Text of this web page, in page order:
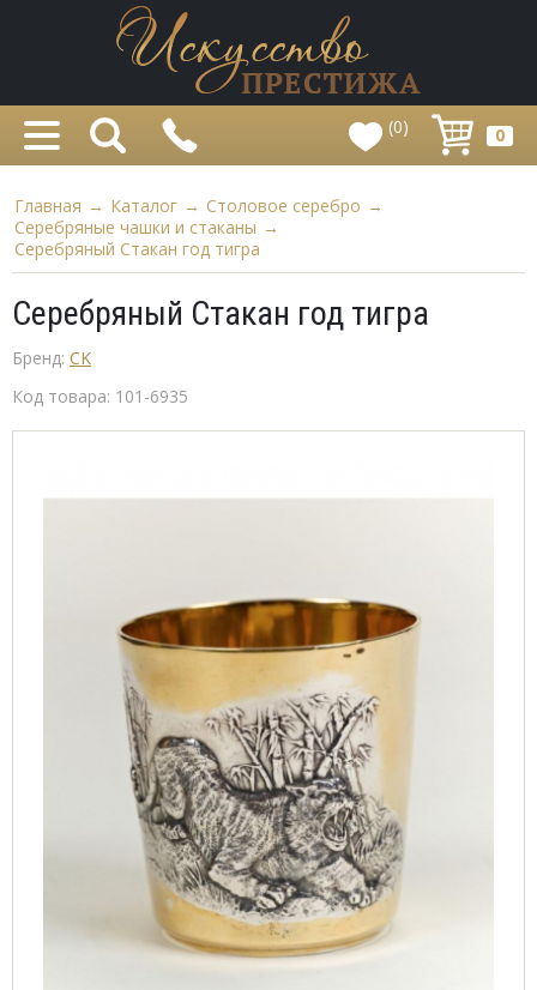
(0) 0
Главная → Каталог → Столовое серебро →
Серебряные чашки и стаканы →
Серебряный Стакан год тигра
Серебряный Стакан год тигра
Бренд: CK
Код товара: 101-6935